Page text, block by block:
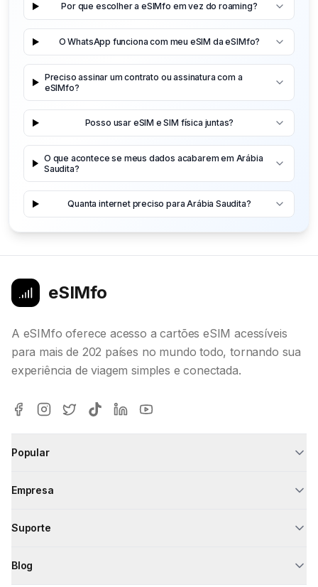
Por que escolher a eSIMfo em vez do roaming?
O WhatsApp funciona com meu eSIM da eSIMfo?
Preciso assinar um contrato ou assinatura com a
eSIMfo?
Posso usar eSIM e SIM física juntas?
O que acontece se meus dados acabarem em Arábia
Saudita?
Quanta internet preciso para Arábia Saudita?
eSIMfo
A eSIMfo oferece acesso a cartões eSIM acessíveis
para mais de 202 países no mundo todo, tornando sua
experiência de viagem simples e conectada.
Popular
Empresa
Suporte
Blog